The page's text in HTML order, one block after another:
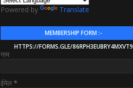
Powered by Translate
MEMBERSHIP FORM :-
HTTPS://FORMS.GLE/86RPH3EUBRY4MXVT9
नाम
ईमेल *